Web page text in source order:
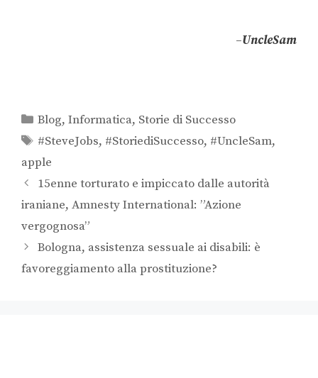
–UncleSam
Blog,Informatica, Storie di Successo
#SteveJobs, #StoriediSuccesso, #UncleSam,
apple
15enne torturato e impiccato dalle autorità
iraniane, Amnesty International: ”Azione
vergognosa”
Bologna, assistenza sessuale ai disabili: è
favoreggiamento alla prostituzione?